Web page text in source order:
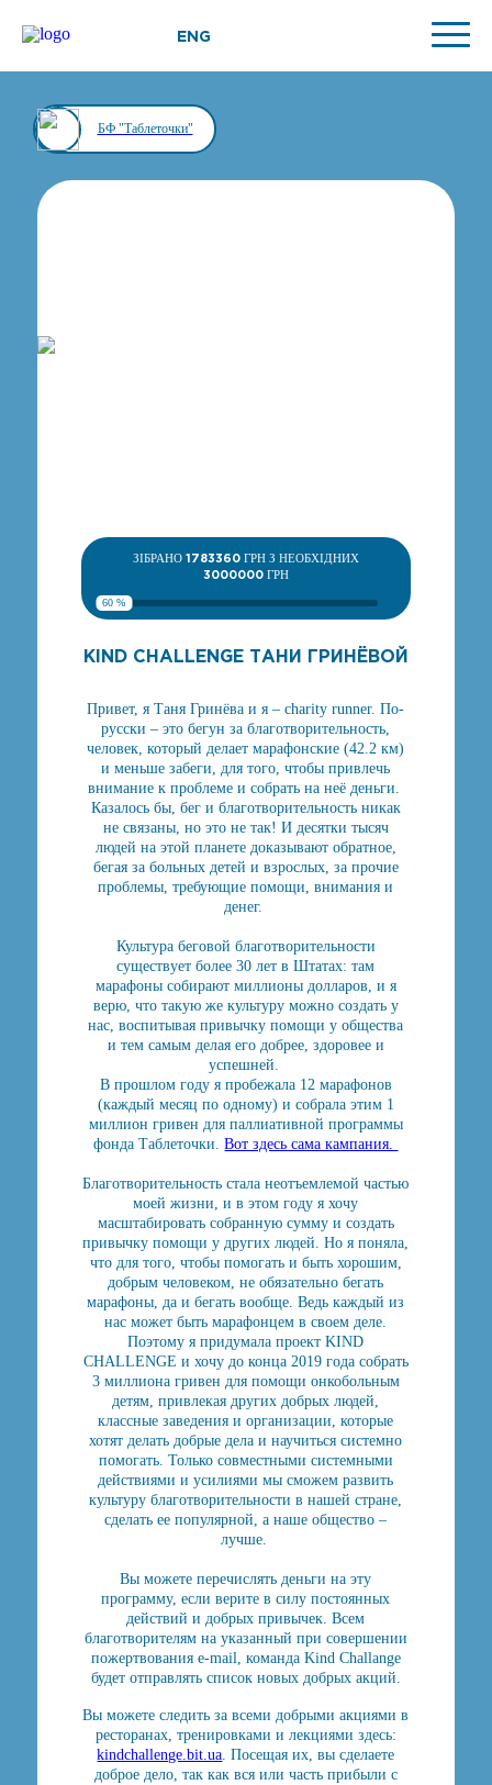
ENG
БФ "Таблеточки"
ЗІБРАНО 1783360ГРН З НЕОБХІДНИХ
3000000ГРН
60 %
KIND CHALLENGE ТАНИ ГРИНЁВОЙ
Привет, я Таня Гринёва и я – charity runner. По-
русски – это бегун за благотворительность,
человек, который делает марафонские (42.2 км)
и меньше забеги, для того, чтобы привлечь
внимание к проблеме и собрать на неё деньги.
Казалось бы, бег и благотворительность никак
не связаны, но это не так! И десятки тысяч
людей на этой планете доказывают обратное,
бегая за больных детей и взрослых, за прочие
проблемы, требующие помощи, внимания и
денег.
Культура беговой благотворительности
существует более 30 лет в Штатах: там
марафоны собирают миллионы долларов, и я
верю, что такую же культуру можно создать у
нас, воспитывая привычку помощи у общества
и тем самым делая его добрее, здоровее и
успешней.
В прошлом году я пробежала 12 марафонов
(каждый месяц по одному) и собрала этим 1
миллион гривен для паллиативной программы
фонда Таблеточки.Вот здесь сама кампания.
Благотворительность стала неотъемлемой частью
моей жизни, и в этом году я хочу
масштабировать собранную сумму и создать
привычку помощи у других людей. Но я поняла,
что для того, чтобы помогать и быть хорошим,
добрым человеком, не обязательно бегать
марафоны, да и бегать вообще. Ведь каждый из
нас может быть марафонцем в своем деле.
Поэтому я придумала проект KIND
CHALLENGE и хочу до конца 2019 года собрать
3 миллиона гривен для помощи онкобольным
детям, привлекая других добрых людей,
классные заведения и организации, которые
хотят делать добрые дела и научиться системно
помогать. Только совместными системными
действиями и усилиями мы сможем развить
культуру благотворительности в нашей стране,
сделать ее популярной, а наше общество –
лучше.
Вы можете перечислять деньги на эту
программу, если верите в силу постоянных
действий и добрых привычек. Всем
благотворителям на указанный при совершении
пожертвования e-mail, команда Kind Challange
будет отправлять список новых добрых акций.
Вы можете следить за всеми добрыми акциями в
ресторанах, тренировками и лекциями здесь:
kindchallenge.bit.ua. Посещая их, вы сделаете
доброе дело, так как вся или часть прибыли с